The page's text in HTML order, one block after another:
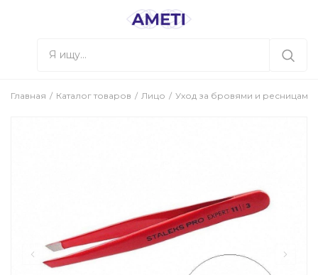
Главная Каталог товаров Лицо Уход за бровями и ресницами